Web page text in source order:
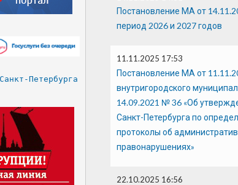
Постановление МА от
период 2026 и 2027 годов
11.11.2025 17:53
Постановление МА от
внутригородского
14.09.2021 № 36 «Об
Санкт-Петербурга по
протоколы об
правонарушениях»
22.10.2025 16:56